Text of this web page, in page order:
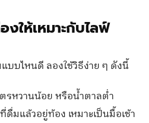
งให้เหมาะกับไลฟ์
บบไหนดี ลองใช้วิธีง่าย ๆ ดังนี้
รหวานน้อย หรือน้ำตาลต่ำ
ดื่มแล้วอยู่ท้อง เหมาะเป็นมื้อเช้า